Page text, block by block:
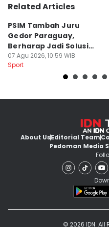
Related Articles
PSIM Tambah Juru
Gedor Paraguay,
Berharap Jadi Solusi
Minimnya Pencetak Gol
07 Agu 2026, 10:59 WIB
Sport
About UsEditorial Team
Pedoman Media
© 2026 IDN. All